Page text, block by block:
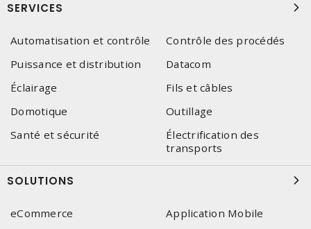
SERVICES
Automatisation et contrôle
Contrôle des procédés
Puissance et distribution
Datacom
Éclairage
Fils et câbles
Domotique
Outillage
Santé et sécurité
Électrification des
transports
SOLUTIONS
eCommerce
Application Mobile